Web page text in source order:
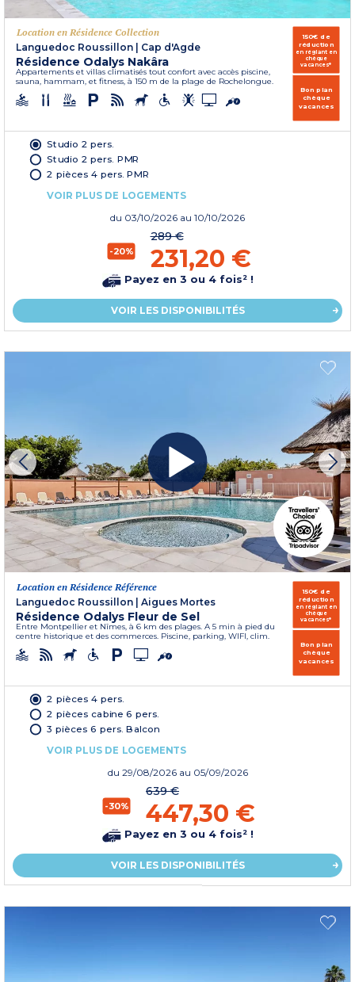
Location en Résidence Collection
Languedoc Roussillon
Cap d'Agde
Résidence Odalys Nakâra
Appartements et villas climatisés tout confort avec accès piscine,
sauna, hammam, et fitness, à 150 m de la plage de Rochelongue.
150€ de
réduction
en réglant en
chèque
vacances*
Bon plan
chèque
vacances
Studio 2 pers.
Studio 2 pers. PMR
2 pièces 4 pers. PMR
VOIR PLUS DE LOGEMENTS
du 03/10/2026 au 10/10/2026
-20%
289 €
231,20 €
Payez en 3 ou 4 fois² !
VOIR LES DISPONIBILITÉS
Location en Résidence Référence
Languedoc Roussillon | Aigues Mortes
Résidence Odalys Fleur de Sel
Entre Montpellier et Nîmes, à 6 km des plages. A 5 min à pied du
centre historique et des commerces. Piscine, parking, WIFI, clim.
150€ de
réduction
en réglant en
chèque
vacances*
Bon plan
chèque
vacances
2 pièces 4 pers.
2 pièces cabine 6 pers.
3 pièces 6 pers. Balcon
VOIR PLUS DE LOGEMENTS
du 29/08/2026 au 05/09/2026
-30%
639 €
447,30 €
Payez en 3 ou 4 fois² !
VOIR LES DISPONIBILITÉS